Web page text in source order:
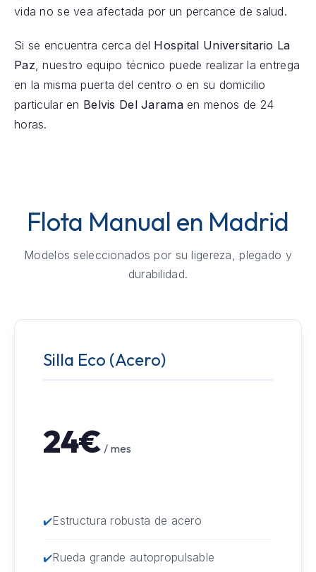
vida no se vea afectada por un percance de salud.
Si se encuentra cerca del Hospital Universitario La
Paz, nuestro equipo técnico puede realizar la entrega
en la misma puerta del centro o en su domicilio
particular en Belvis Del Jaramaen menos de 24
horas.
Flota Manual en Madrid
Modelos seleccionados por su ligereza, plegado y
durabilidad.
Silla Eco (Acero)
24€ / mes
Estructura robusta de acero
Rueda grande autopropulsable